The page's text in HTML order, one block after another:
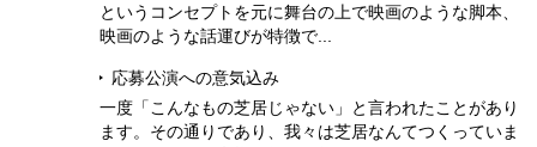
というコンセプトを元に舞台の上で映画のような脚本、
映画のような話運びが特徴で...
応募公演への意気込み
一度「こんなもの芝居じゃない」と言われたことがあり
ます。その通りであり、我々は芝居なんてつくっていま